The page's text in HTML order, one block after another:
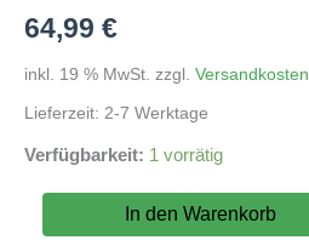
64,99 €
inkl. 19 % MwSt. zzgl. Versandkosten
Lieferzeit: 2-7 Werktage
Verfügbarkeit: 1 vorrätig
(DU
In den Warenkorb